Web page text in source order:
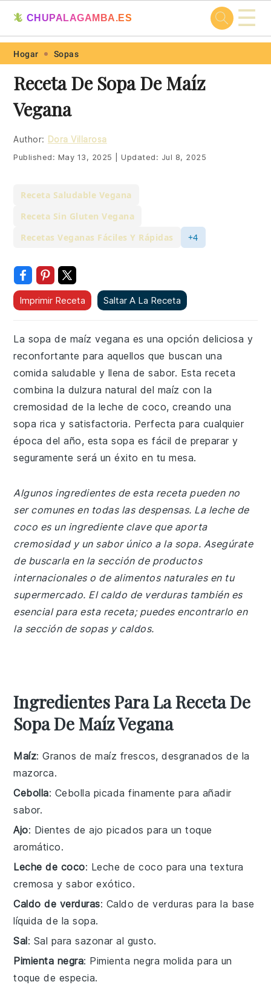
Skip
primary
navigation
Skip
main
content
Skip
primary
sidebar
Skip
footer
🦎 CHUPALAGAMBA.ES ☰
Hogar Sopas
Receta De Sopa De Maíz
Vegana
Author: Dora Villarosa
Published: May 13, 2025 Updated: Jul 8, 2025
Receta Saludable Vegana
Receta Sin Gluten Vegana
Recetas Veganas Fáciles Y Rápidas
+4
Imprimir Receta Saltar A La Receta
La sopa de maíz vegana es una opción deliciosa y
reconfortante para aquellos que buscan una
comida saludable y llena de sabor. Esta receta
combina la dulzura natural del maíz con la
cremosidad de la leche de coco, creando una
sopa rica y satisfactoria. Perfecta para cualquier
época del año, esta sopa es fácil de preparar y
seguramente será un éxito en tu mesa.
Algunos ingredientes de esta receta pueden no
ser comunes en todas las despensas. La leche de
coco es un ingrediente clave que aporta
cremosidad y un sabor único a la sopa. Asegúrate
de buscarla en la sección de productos
internacionales o de alimentos naturales en tu
supermercado. El caldo de verduras también es
esencial para esta receta; puedes encontrarlo en
la sección de sopas y caldos.
Ingredientes Para La Receta De
Sopa De Maíz Vegana
Maíz: Granos de maíz frescos, desgranados de la
mazorca.
Cebolla: Cebolla picada finamente para añadir
sabor.
Ajo: Dientes de ajo picados para un toque
aromático.
Leche de coco: Leche de coco para una textura
cremosa y sabor exótico.
Caldo de verduras: Caldo de verduras para la base
líquida de la sopa.
Sal: Sal para sazonar al gusto.
Pimienta negra: Pimienta negra molida para un
toque de especia.